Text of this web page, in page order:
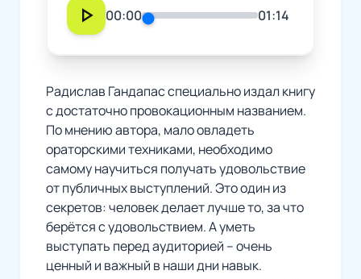
play_arrow 00:00 01:14
Радислав Гандапас специально издал книгу
с достаточно провокационным названием.
По мнению автора, мало овладеть
ораторскими техниками, необходимо
самому научиться получать удовольствие
от публичных выступлений. Это один из
секретов: человек делает лучше то, за что
берётся с удовольствием. А уметь
выступать перед аудиторией – очень
ценный и важный в наши дни навык.